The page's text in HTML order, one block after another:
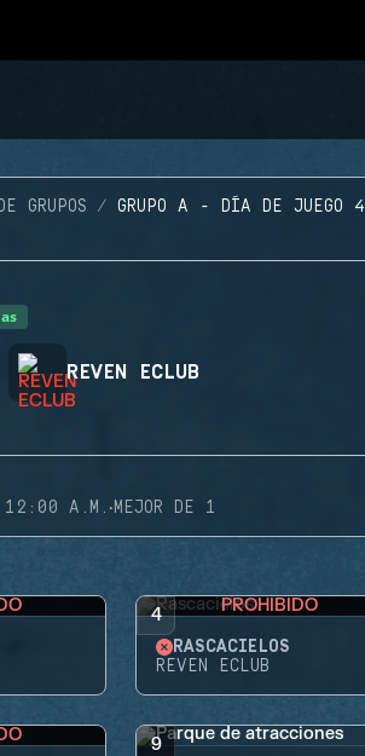
GRUPOS GRUPO A - DÍA DE JUEGO 4
REVEN ECLUB
12:00 A.M. ·MEJOR DE 1
4 PROHIBIDO
RASCACIELOS
REVEN ECLUB
9